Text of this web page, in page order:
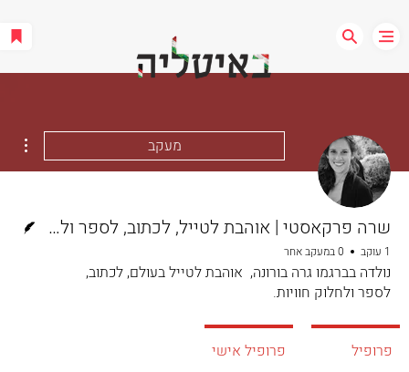
מעקב
שרה פרקאסטי | אוהבת לטייל, לכתוב, לספר ולחלוק חוויות
1 עוקב 0 במעקב אחר
נולדה בברגמו גרה בורונה, אוהבת לטייל בעולם, לכתוב,
לספר ולחלוק חוויות.
פרופיל אישי פרופיל